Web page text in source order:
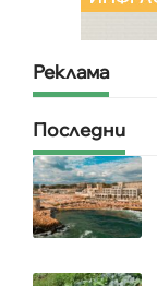
Реклама
Последни